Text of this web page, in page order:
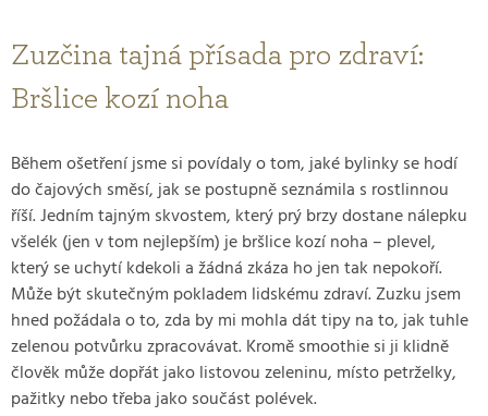
Zuzčina tajná přísada pro zdraví:
Bršlice kozí noha
Během ošetření jsme si povídaly o tom, jaké bylinky se hodí
do čajových směsí, jak se postupně seznámila s rostlinnou
říší. Jedním tajným skvostem, který prý brzy dostane nálepku
všelék (jen v tom nejlepším) je bršlice kozí noha – plevel,
který se uchytí kdekoli a žádná zkáza ho jen tak nepokoří.
Může být skutečným pokladem lidskému zdraví. Zuzku jsem
hned požádala o to, zda by mi mohla dát tipy na to, jak tuhle
zelenou potvůrku zpracovávat. Kromě smoothie si ji klidně
člověk může dopřát jako listovou zeleninu, místo petrželky,
pažitky nebo třeba jako součást polévek.